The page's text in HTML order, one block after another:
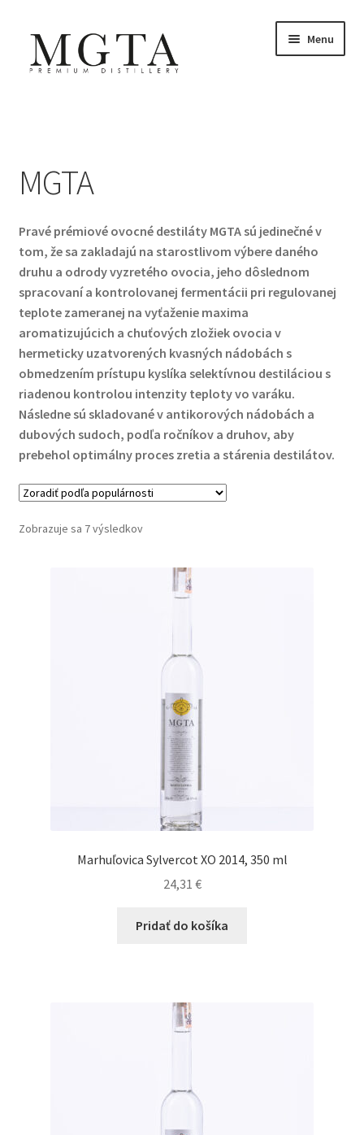
navigáciu
obsah
Menu
Nákupný košík
Pokladňa
Pravidlá a zásady
Priania
Príloha č. 1 Formulár na odstúpenie od zluvy
Príloha č. 2: Poučenie o uplatnení práva kupujúceho na
odstúpenie od kúpnej zmluvy
MGTA
Pravé prémiové ovocné destiláty MGTA sú jedinečné v
tom, že sa zakladajú na starostlivom výbere daného
druhu a odrody vyzretého ovocia, jeho dôslednom
spracovaní a kontrolovanej fermentácii pri regulovanej
teplote zameranej na vyťaženie maxima
aromatizujúcich a chuťových zložiek ovocia v
hermeticky uzatvorených kvasných nádobách s
obmedzením prístupu kyslíka selektívnou destiláciou s
riadenou kontrolou intenzity teploty vo varáku.
Následne sú skladované v antikorových nádobách a
dubových sudoch, podľa ročníkov a druhov, aby
prebehol optimálny proces zretia a stárenia destilátov.
Zobrazuje sa 7 výsledkovZoradené
Marhuľovica Sylvercot XO 2014, 350 ml
24,31 €
Pridať do košíka